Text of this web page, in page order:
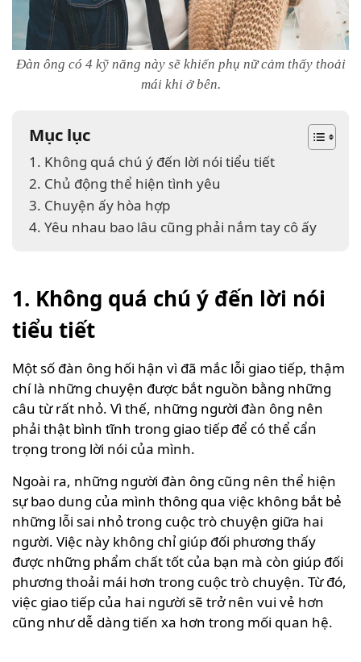
Đàn ông có 4 kỹ năng này sẽ khiến phụ nữ cảm thấy thoải
mái khi ở bên.
Mục lục
1. Không quá chú ý đến lời nói tiểu tiết
2. Chủ động thể hiện tình yêu
3. Chuyện ấy hòa hợp
4. Yêu nhau bao lâu cũng phải nắm tay cô ấy
1. Không quá chú ý đến lời nói
tiểu tiết
Một số đàn ông hối hận vì đã mắc lỗi giao tiếp, thậm
chí là những chuyện được bắt nguồn bằng những
câu từ rất nhỏ. Vì thế, những người đàn ông nên
phải thật bình tĩnh trong giao tiếp để có thể cẩn
trọng trong lời nói của mình.
Ngoài ra, những người đàn ông cũng nên thể hiện
sự bao dung của mình thông qua việc không bắt bẻ
những lỗi sai nhỏ trong cuộc trò chuyện giữa hai
người. Việc này không chỉ giúp đối phương thấy
được những phẩm chất tốt của bạn mà còn giúp đối
phương thoải mái hơn trong cuộc trò chuyện. Từ đó,
việc giao tiếp của hai người sẽ trở nên vui vẻ hơn
cũng như dễ dàng tiến xa hơn trong mối quan hệ.